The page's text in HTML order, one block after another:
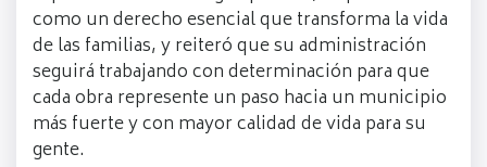
como un derecho esencial que transforma la vida
de las familias, y reiteró que su administración
seguirá trabajando con determinación para que
cada obra represente un paso hacia un municipio
más fuerte y con mayor calidad de vida para su
gente.